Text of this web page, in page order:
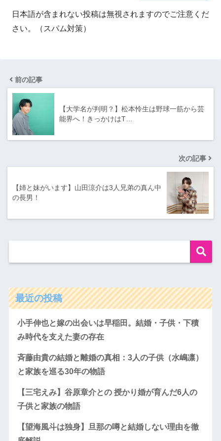
日本語が含まれない投稿は無視されますのでご注意くだ
さい。（スパム対策）
前の記事
【大学名が判明？】松本怜生は野球一筋から芸
能界へ！きっかけはT…
次の記事
【姉と妹がいます】山田涼介は3人兄弟の真ん中
の長男！
最近の投稿
小手伸也と嫁の出会いは早稲田。結婚・子供・下積
み時代を支えた妻の存在
斉藤由貴の結婚と離婚の真相：3人の子供（水嶋凛）
と家族を巡る30年の物語
【三宅えみ】谷原章介との 授かり婚が育んだ6人の
子供と家族の物語
【望海風斗は独身】旦那の噂と結婚しない理由を徹